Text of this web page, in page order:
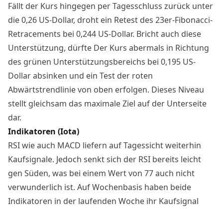
Fällt der Kurs hingegen per Tagesschluss zurück unter
die 0,26 US-Dollar, droht ein Retest des 23er-Fibonacci-
Retracements bei 0,244 US-Dollar. Bricht auch diese
Unterstützung, dürfte Der Kurs abermals in Richtung
des grünen Unterstützungsbereichs bei 0,195 US-
Dollar absinken und ein Test der roten
Abwärtstrendlinie von oben erfolgen. Dieses Niveau
stellt gleichsam das maximale Ziel auf der Unterseite
dar.
Indikatoren (Iota)
RSI wie auch MACD liefern auf Tagessicht weiterhin
Kaufsignale. Jedoch senkt sich der RSI bereits leicht
gen Süden, was bei einem Wert von 77 auch nicht
verwunderlich ist. Auf Wochenbasis haben beide
Indikatoren in der laufenden Woche ihr Kaufsignal